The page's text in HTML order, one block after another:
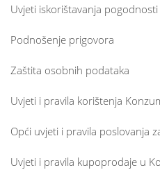
Uvjeti iskorištavanja pogodnosti
Podnošenje prigovora
Zaštita osobnih podataka
Uvjeti i pravila korištenja
Opći uvjeti i pravila poslovanja
Uvjeti i pravila kupoprodaje u